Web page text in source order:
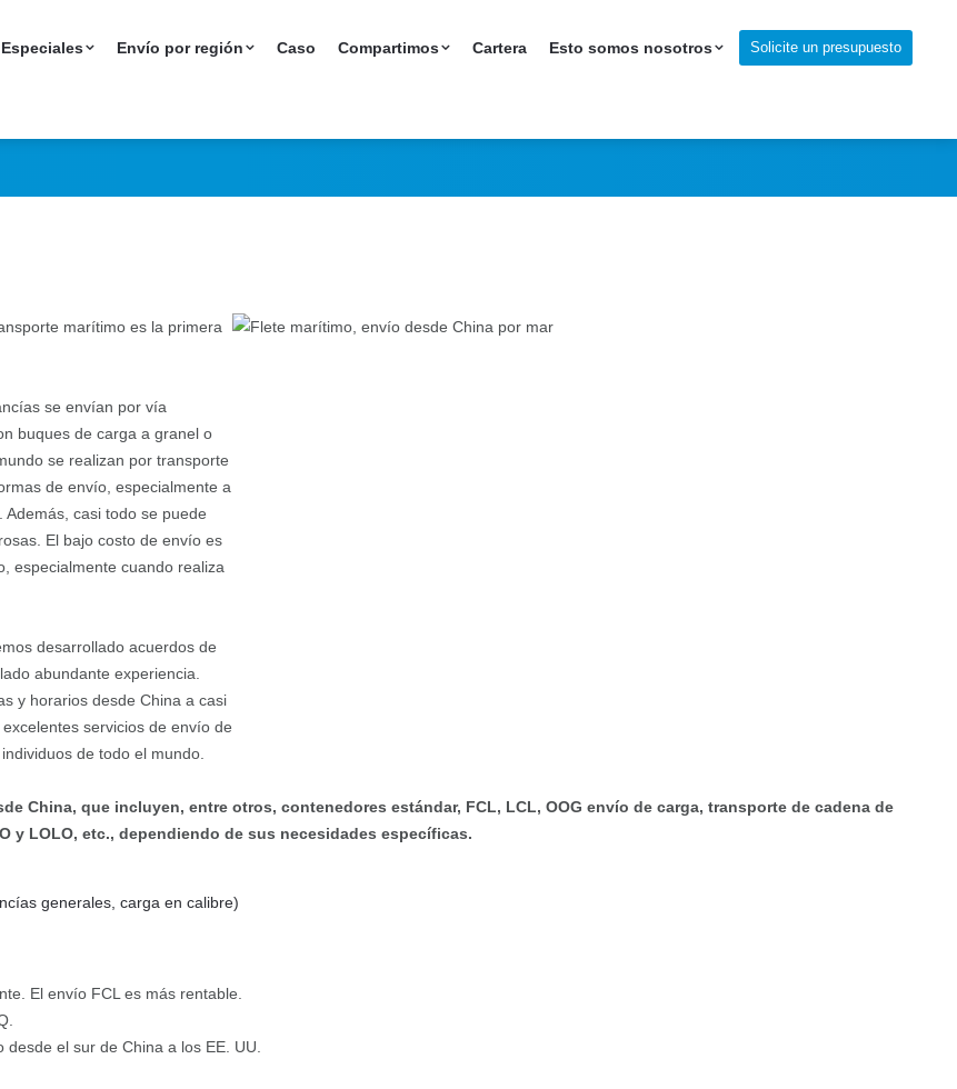
Especiales Envío por región Caso Compartimos Cartera Esto somos nosotros Solicite un presupuesto
marítimo es la primera
se envían por vía
buques de carga a granel o
se realizan por transporte
de envío, especialmente a
casi todo se puede
El bajo costo de envío es
especialmente cuando realiza
desarrollado acuerdos de
abundante experiencia.
y horarios desde China a casi
servicios de envío de
de todo el mundo.
China, que incluyen, entre otros, contenedores estándar, FCL, LCL, OOG envío de carga, transporte de cadena de
y LOLO, etc., dependiendo de sus necesidades específicas.
generales, carga en calibre)
El envío FCL es más rentable.
el sur de China a los EE. UU.